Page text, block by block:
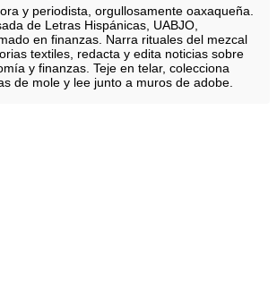
y periodista, orgullosamente oaxaqueña.
de Letras Hispánicas, UABJO,
en finanzas. Narra rituales del mezcal
textiles, redacta y edita noticias sobre
y finanzas. Teje en telar, colecciona
de mole y lee junto a muros de adobe.